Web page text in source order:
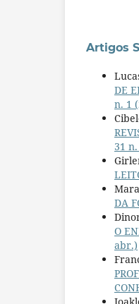
Artigos
DE
n. 1
31
DA
O
abr.)